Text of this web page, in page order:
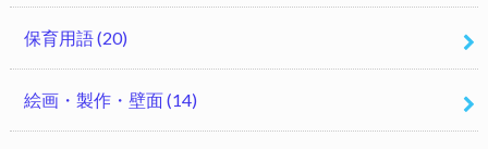
保育用語(20)
絵画・製作・壁面(14)